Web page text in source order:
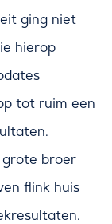
ging niet
hierop
tot ruim een
grote broer
flink huis